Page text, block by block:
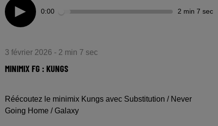
0:00 2 min 7 sec
3 février 2026 - 2 min 7 sec
MINIMIX FG : KUNGS
Réécoutez le minimix Kungs avec Substitution / Never
Going Home / Galaxy